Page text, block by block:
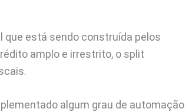
que está sendo construída pelos
amplo e irrestrito, o split
algum grau de automação